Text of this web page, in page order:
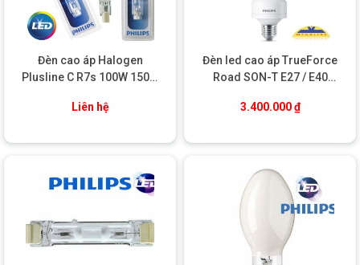
TIẾT KIỆM NĂNG LƯỢNG VÀ THÂN THIỆN VỚI
điện năng hơn bóng sợi đốt đến 30%
chi phí điện hàng tháng mà vẫn đảm bảo hiệu quả chiếu sáng.
– cao gấp đôi so với bóng sợi
đốt truyền thống. Bên cạnh đó, sản phẩm hoàn toàn không
chứa thủy ngân, dễ dàng tái chế, góp phần bảo vệ môi trường
và giảm lượng rác thải độc hại.
Đèn cao áp Halogen
Plusline C R7s 100W 150W
Liên hệ
Đèn led cao áp TrueForce
Road SON-T E27 / E40
3.400.000₫